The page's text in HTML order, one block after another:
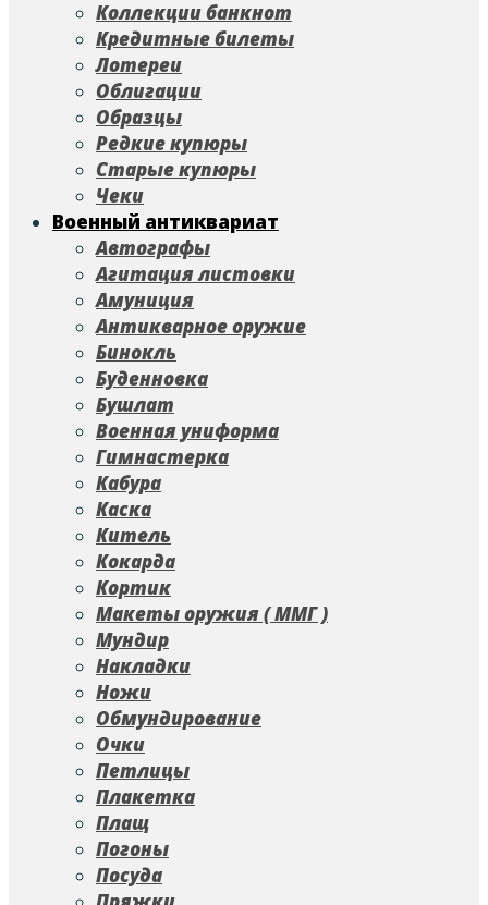
Коллекции банкнот
Кредитные билеты
Лотереи
Облигации
Образцы
Редкие купюры
Старые купюры
Чеки
Военный антиквариат
Автографы
Агитация листовки
Амуниция
Антикварное оружие
Бинокль
Буденновка
Бушлат
Военная униформа
Гимнастерка
Кабура
Каска
Китель
Кокарда
Кортик
Макеты оружия ( ММГ )
Мундир
Накладки
Ножи
Обмундирование
Очки
Петлицы
Плакетка
Плащ
Погоны
Посуда